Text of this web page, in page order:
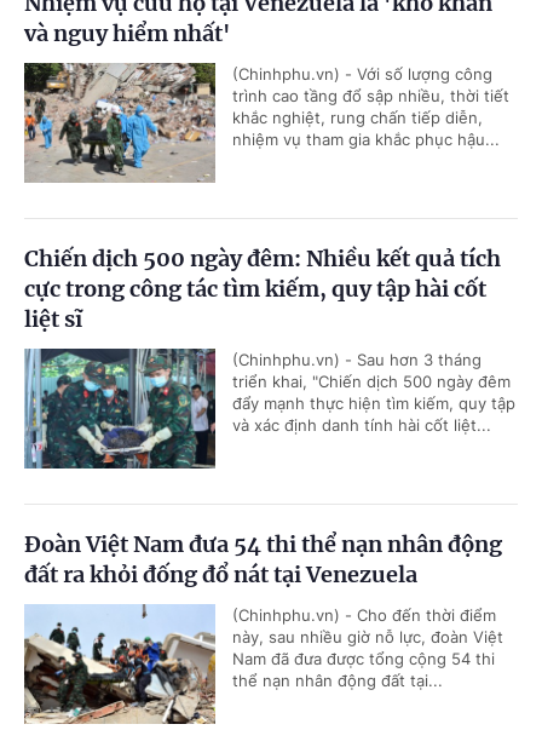
và nguy hiểm nhất'
(Chinhphu.vn) - Với số lượng công
trình cao tầng đổ sập nhiều, thời tiết
khắc nghiệt, rung chấn tiếp diễn,
nhiệm vụ tham gia khắc phục hậu...
Chiến dịch 500 ngày đêm: Nhiều kết quả tích
cực trong công tác tìm kiếm, quy tập hài cốt
liệt sĩ
(Chinhphu.vn) - Sau hơn 3 tháng
triển khai, "Chiến dịch 500 ngày đêm
đẩy mạnh thực hiện tìm kiếm, quy tập
và xác định danh tính hài cốt liệt...
Đoàn Việt Nam đưa 54 thi thể nạn nhân động
đất ra khỏi đống đổ nát tại Venezuela
(Chinhphu.vn) - Cho đến thời điểm
này, sau nhiều giờ nỗ lực, đoàn Việt
Nam đã đưa được tổng cộng 54 thi
thể nạn nhân động đất tại...